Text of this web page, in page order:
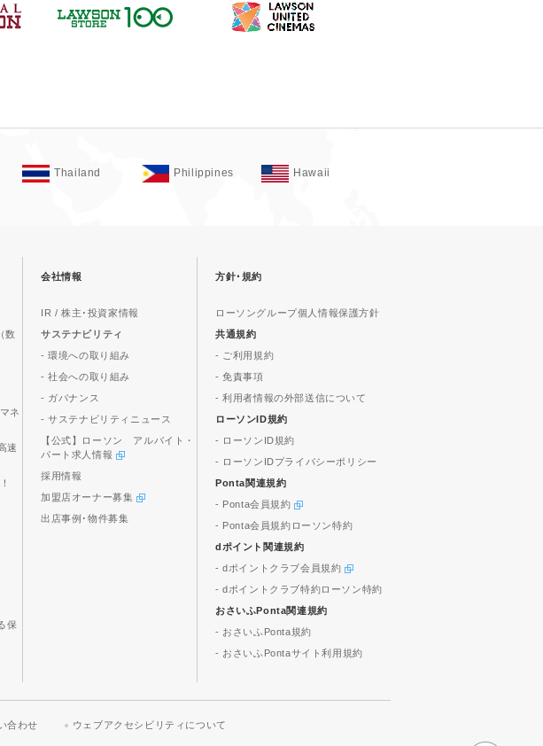
Thailand Philippines Hawaii
数
ネ
速
保
会社情報
IR / 株主･投資家情報
サステナビリティ
- 環境への取り組み
- 社会への取り組み
- ガバナンス
- サステナビリティニュース
【公式】ローソン アルバイト・
パート求人情報
採用情報
加盟店オーナー募集
出店事例･物件募集
方針･規約
ローソングループ個人情報保護方針
共通規約
- ご利用規約
- 免責事項
- 利用者情報の外部送信について
ローソンID規約
- ローソンID規約
- ローソンIDプライバシーポリシー
Ponta関連規約
- Ponta会員規約
- Ponta会員規約ローソン特約
dポイント関連規約
- dポイントクラブ会員規約
- dポイントクラブ特約ローソン特約
おさいふPonta関連規約
- おさいふPonta規約
- おさいふPontaサイト利用規約
合わせ ウェブアクセシビリティについて